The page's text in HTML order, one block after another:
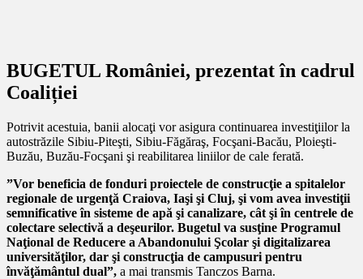
BUGETUL României, prezentat în cadrul
Coaliției
Potrivit acestuia, banii alocaţi vor asigura continuarea investiţiilor la
autostrăzile Sibiu-Piteşti, Sibiu-Făgăraş, Focşani-Bacău, Ploieşti-
Buzău, Buzău-Focşani şi reabilitarea liniilor de cale ferată.
”Vor beneficia de fonduri proiectele de construcţie a spitalelor
regionale de urgenţă Craiova, Iaşi şi Cluj, şi vom avea investiţii
semnificative în sisteme de apă şi canalizare, cât şi în centrele de
colectare selectivă a deşeurilor. Bugetul va susţine Programul
Naţional de Reducere a Abandonului Şcolar şi digitalizarea
universităţilor, dar şi construcţia de campusuri pentru
învăţământul dual”, a mai transmis Tanczos Barna.